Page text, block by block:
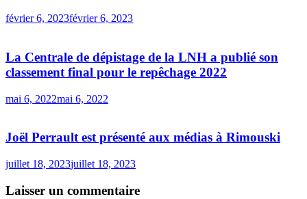
février 6, 2023février 6, 2023
La Centrale de dépistage de la LNH a publié son
classement final pour le repêchage 2022
mai 6, 2022mai 6, 2022
Joël Perrault est présenté aux médias à Rimouski
juillet 18, 2023juillet 18, 2023
Laisser un commentaire